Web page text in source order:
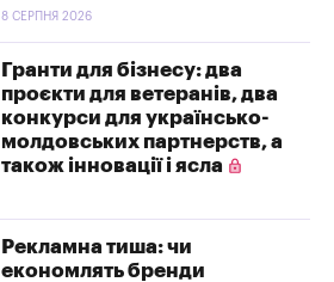
8 СЕРПНЯ 2026
Гранти для бізнесу: два
проєкти для ветеранів, два
конкурси для українсько-
молдовських партнерств, а
також інновації і ясла
Рекламна тиша: чи
економлять бренди